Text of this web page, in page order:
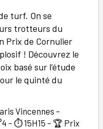
turf. On se
trotteurs du
Prix de Cornulier
! Découvrez le
basé sur l’étude
le quinté du
Vincennes –
– ⏱️ 15H15 – 🏆 Prix